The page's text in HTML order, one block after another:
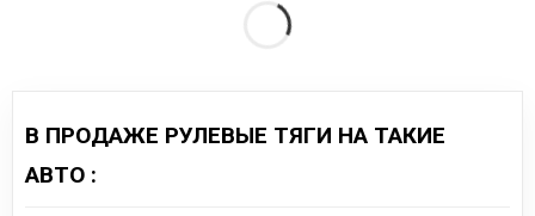
В ПРОДАЖЕ РУЛЕВЫЕ ТЯГИ НА ТАКИЕ
АВТО :